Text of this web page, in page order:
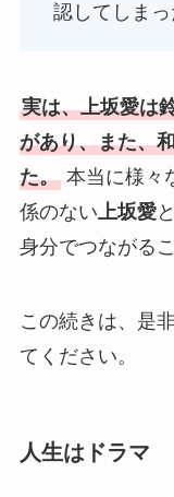
認してしまっ
実は、上坂愛は
があり、また、
た。本当に様々
係のない上坂愛と
身分でつながる
この続きは、是
てください。
人生はドラマ